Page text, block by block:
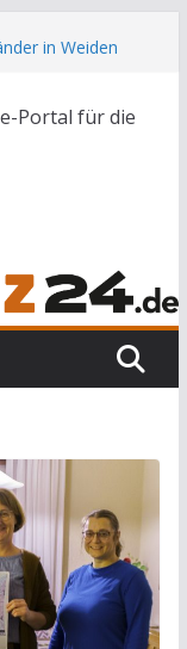
in Weiden
im
wird
Portal für die